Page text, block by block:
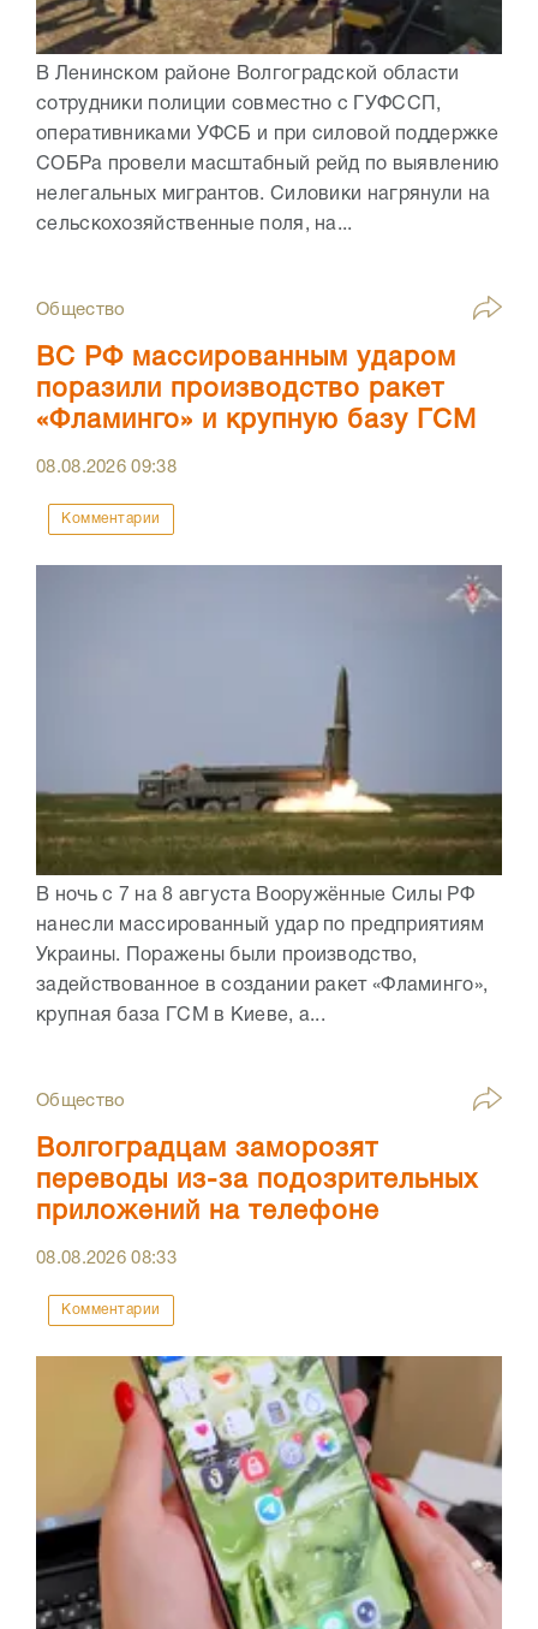
В Ленинском районе Волгоградской области
сотрудники полиции совместно с ГУФССП,
оперативниками УФСБ и при силовой поддержке
СОБРа провели масштабный рейд по выявлению
нелегальных мигрантов. Силовики нагрянули на
сельскохозяйственные поля, на...
Общество
ВС РФ массированным ударом
поразили производство ракет
«Фламинго» и крупную базу ГСМ
08.08.202609:38
Комментарии
В ночь с 7 на 8 августа Вооружённые Силы РФ
нанесли массированный удар по предприятиям
Украины. Поражены были производство,
задействованное в создании ракет «Фламинго»,
крупная база ГСМ в Киеве, а...
Общество
Волгоградцам заморозят
переводы из-за подозрительных
приложений на телефоне
08.08.202608:33
Комментарии